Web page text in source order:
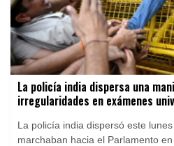
La policía india dispersa una
irregularidades en exámenes
La policía india dispersó este
marchaban hacia el Parlamento